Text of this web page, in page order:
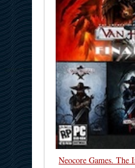
Neocore Games. The